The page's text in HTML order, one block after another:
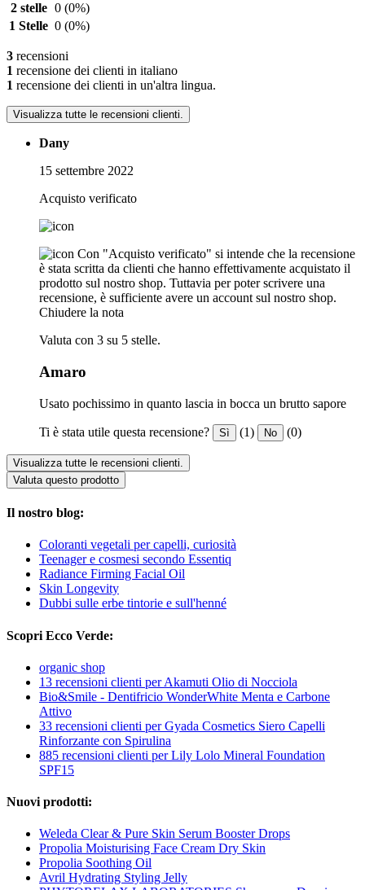
2 stelle 0 (0%)
1 Stelle 0 (0%)
3 recensioni
1 recensione dei clienti in italiano
1 recensione dei clienti in un'altra lingua.
Visualizza tutte le recensioni clienti.
Dany
15 settembre 2022
Acquisto verificato
Con "Acquisto verificato" si intende che la recensione
è stata scritta da clienti che hanno effettivamente acquistato il
prodotto sul nostro shop. Tuttavia per poter scrivere una
recensione, è sufficiente avere un account sul nostro shop.
Chiudere la nota
Valuta con 3 su 5 stelle.
Amaro
Usato pochissimo in quanto lascia in bocca un brutto sapore
Ti è stata utile questa recensione? Sì (1) No (0)
Visualizza tutte le recensioni clienti.
Valuta questo prodotto
Il nostro blog:
Coloranti vegetali per capelli, curiosità
Teenager e cosmesi secondo Essentiq
Radiance Firming Facial Oil
Skin Longevity
Dubbi sulle erbe tintorie e sull'henné
Scopri Ecco Verde:
organic shop
13 recensioni clienti per Akamuti Olio di Nocciola
Bio&Smile - Dentifricio WonderWhite Menta e Carbone
Attivo
33 recensioni clienti per Gyada Cosmetics Siero Capelli
Rinforzante con Spirulina
885 recensioni clienti per Lily Lolo Mineral Foundation
SPF15
Nuovi prodotti:
Weleda Clear & Pure Skin Serum Booster Drops
Propolia Moisturising Face Cream Dry Skin
Propolia Soothing Oil
Avril Hydrating Styling Jelly